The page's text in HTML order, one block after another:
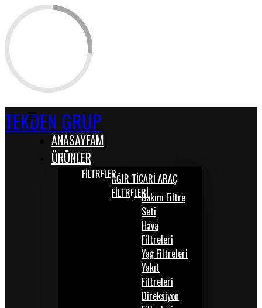
TEKDEN GRUP
ANASAYFAM
ÜRÜNLER
FİLTRELERAĞIR TİCARİ ARAÇ
FİLTRELERİBakım Filtre
Seti
Hava
Filtreleri
Yağ Filtreleri
Yakıt
Filtreleri
Direksiyon